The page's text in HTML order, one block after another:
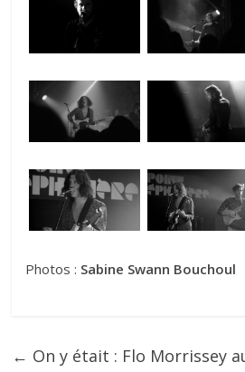
Photos : Sabine Swann Bouchoul
← On y était : Flo Morrissey